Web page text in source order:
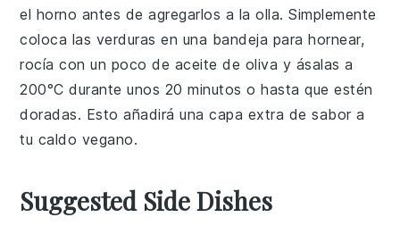
el horno antes de agregarlos a la olla. Simplemente
coloca las verduras en una bandeja para hornear,
rocía con un poco de aceite de oliva y ásalas a
200°C durante unos 20 minutos o hasta que estén
doradas. Esto añadirá una capa extra de sabor a
tu caldo vegano.
Suggested Side Dishes